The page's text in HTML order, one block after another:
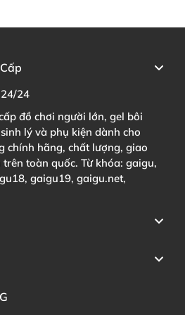
24
đồ chơi người lớn, gel bôi
lý và phụ kiện dành cho
chính hãng, chất lượng, giao
toàn quốc. Từ khóa: gaigu,
gaigu19, gaigu.net,